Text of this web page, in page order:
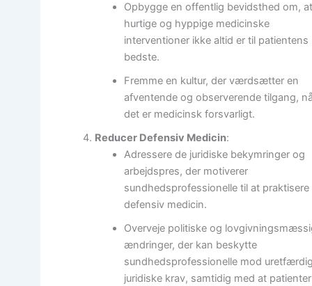
Opbygge en offentlig bevidsthed om,
hurtige og hyppige medicinske
interventioner ikke altid er til patientens
bedste.
Fremme en kultur, der værdsætter en
afventende og observerende tilgang,
det er medicinsk forsvarligt.
Reducer Defensiv Medicin:
Adressere de juridiske bekymringer og
arbejdspres, der motiverer
sundhedsprofessionelle til at praktisere
defensiv medicin.
Overveje politiske og
ændringer, der kan beskytte
sundhedsprofessionelle mod
juridiske krav, samtidig med at